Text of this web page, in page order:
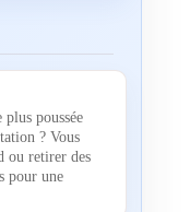
poussée
? Vous
ou retirer des
pour une